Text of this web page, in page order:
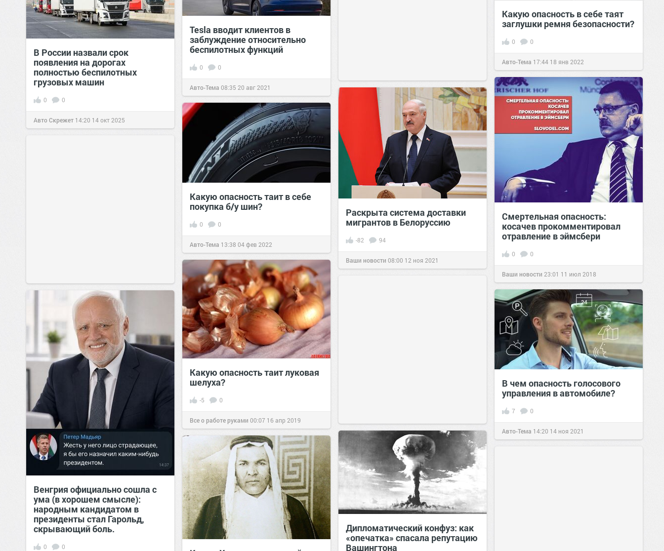
Какую опасность в себе таят
заглушки ремня безопасности?
0 0
Авто-Тема 17:44 18 янв 2022
Tesla вводит клиентов в
заблуждение относительно
беспилотных функций
0 0
Авто-Тема 08:35 20 авг 2021
В России назвали срок
появления на дорогах
полностью беспилотных
грузовых машин
0 0
Авто Скрежет 14:20 14 окт 2025
Смертельная опасность:
косачев прокомментировал
отравление в эймсбери
0 0
Ваши новости 23:01 11 июл 2018
Раскрыта система доставки
мигрантов в Белоруссию
-82 94
Ваши новости 08:00 12 ноя 2021
Какую опасность таит в себе
покупка б/у шин?
0 0
Авто-Тема 13:38 04 фев 2022
Какую опасность таит луковая
шелуха?
-5 0
Все о работе руками 00:07 16 апр 2019
В чем опасность голосового
управления в автомобиле?
7 0
Авто-Тема 14:20 14 ноя 2021
Венгрия официально сошла с
ума (в хорошем смысле):
народным кандидатом в
президенты стал Гарольд,
скрывающий боль.
0 0
Дипломатический конфуз: как
«опечатка» спасала репутацию
Вашингтона